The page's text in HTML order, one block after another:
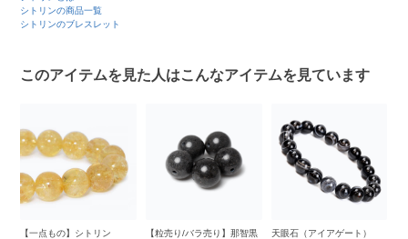
シトリンの商品一覧
シトリンのブレスレット
このアイテムを見た人はこんなアイテムを見ています
【一点もの】シトリン
【粒売り/バラ売り】那智黒
天眼石（アイアゲート）